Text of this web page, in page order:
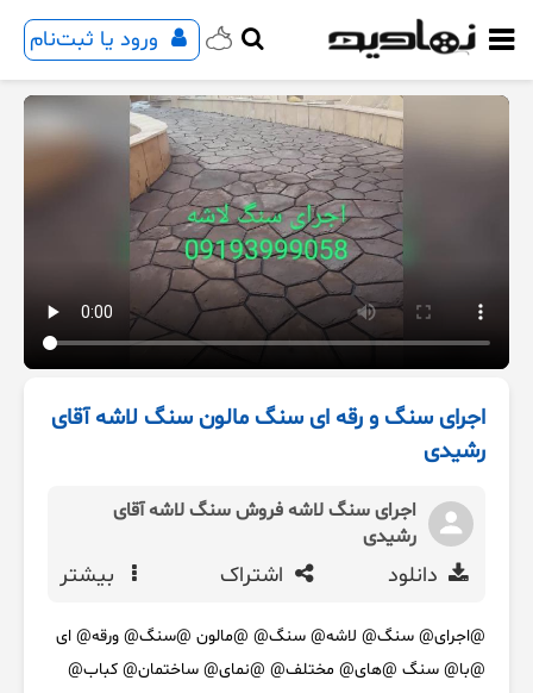
ورود یا ثبت‌نام
اجرای سنگ و رقه ای سنگ مالون سنگ لاشه آقای
رشیدی
اجرای سنگ لاشه فروش سنگ لاشه آقای
رشیدی
دانلود اشتراک بیشتر
@اجرای@ سنگ@ لاشه@ سنگ@ @مالون @سنگ@ ورقه@ ای
@با@ سنگ @های@ مختلف@ @نمای@ ساختمان@ کباب@